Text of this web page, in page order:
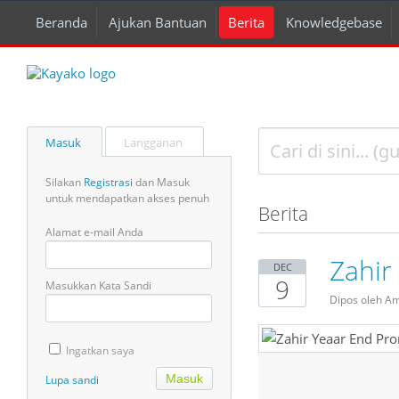
Beranda Ajukan Bantuan Berita Knowledgebase
Masuk Langganan
Silakan Registrasi dan Masuk
untuk mendapatkan akses penuh
Alamat e-mail Anda
Masukkan Kata Sandi
Ingatkan saya
Lupa sandi
Berita
DEC
9 Dipos oleh